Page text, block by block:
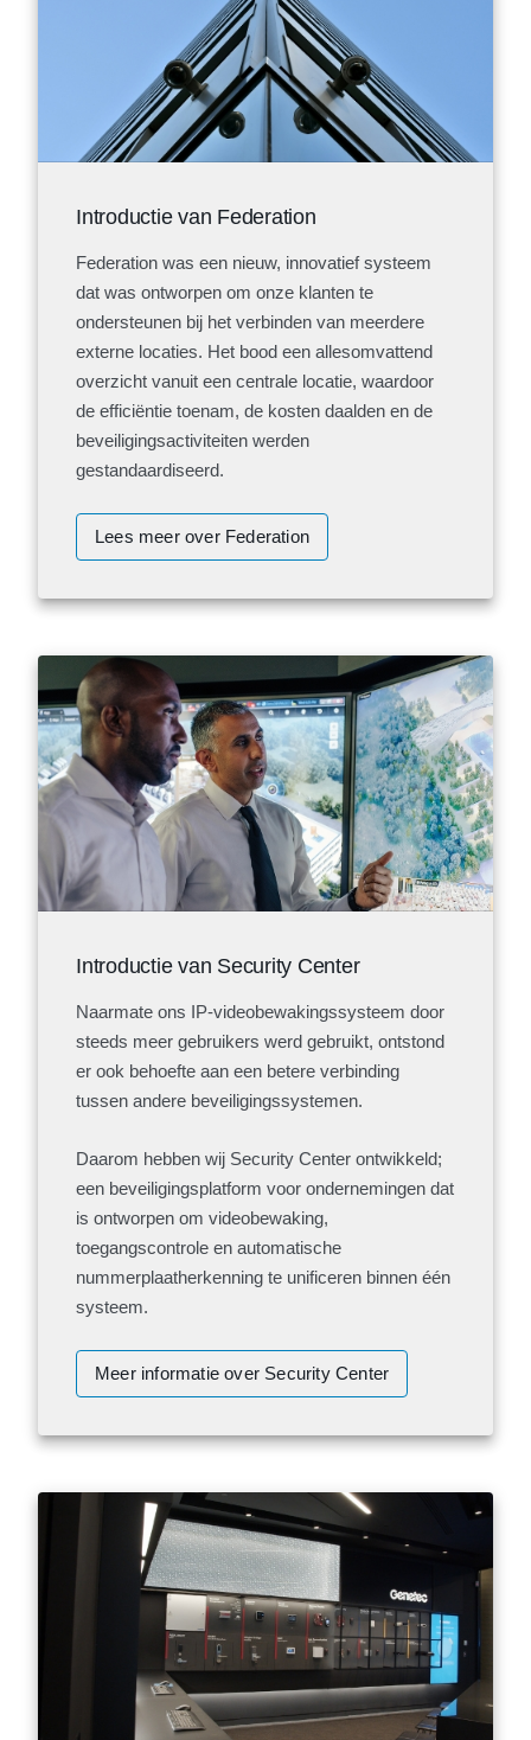
Introductie van Federation
Federation was een nieuw, innovatief systeem
dat was ontworpen om onze klanten te
ondersteunen bij het verbinden van meerdere
externe locaties. Het bood een allesomvattend
overzicht vanuit een centrale locatie, waardoor
de efficiëntie toenam, de kosten daalden en de
beveiligingsactiviteiten werden
gestandaardiseerd.
Lees meer over Federation
Introductie van Security Center
Naarmate ons IP-videobewakingssysteem door
steeds meer gebruikers werd gebruikt, ontstond
er ook behoefte aan een betere verbinding
tussen andere beveiligingssystemen.
Daarom hebben wij Security Center ontwikkeld;
een beveiligingsplatform voor ondernemingen dat
is ontworpen om videobewaking,
toegangscontrole en automatische
nummerplaatherkenning te unificeren binnen één
systeem.
Meer informatie over Security Center